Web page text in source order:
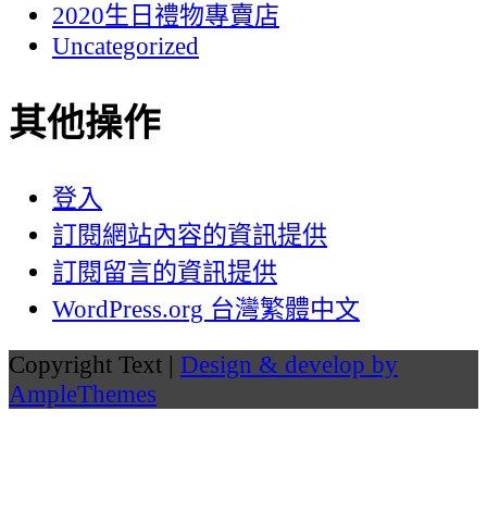
2020生日禮物專賣店
Uncategorized
其他操作
登入
訂閱網站內容的資訊提供
訂閱留言的資訊提供
WordPress.org 台灣繁體中文
Copyright Text | Design & develop by
AmpleThemes